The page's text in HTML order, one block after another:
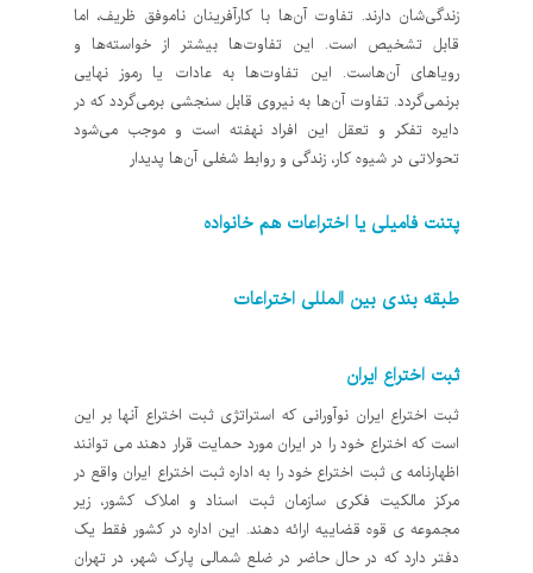
زندگی‌شان دارند. تفاوت آن‌ها با کارآفرینان ناموفق ظریف، اما
قابل تشخیص است. این تفاوت‌ها بیشتر از خواسته‌ها و
رویاهای آن‌هاست. این تفاوت‌ها به عادات یا رموز نهایی
برنمی‌گردد. تفاوت آن‌ها به نیروی قابل سنجشی برمی‌گردد که در
دایره تفکر و تعقل این افراد نهفته است و موجب می‌شود
تحولاتی در شیوه کار، زندگی و روابط شغلی آن‌ها پدیدار
پتنت فامیلی یا اختراعات هم خانواده
طبقه بندی بین المللی اختراعات
ثبت اختراع ایران
ثبت اختراع ایران نوآورانی که استراتژی ثبت اختراع آنها بر این
است که اختراع خود را در ایران مورد حمایت قرار دهند می توانند
اظهارنامه ی ثبت اختراع خود را به اداره ثبت اختراع ایران واقع در
مرکز مالکیت فکری سازمان ثبت اسناد و املاک کشور، زیر
مجموعه ی قوه قضاییه ارائه دهند. این اداره در کشور فقط یک
دفتر دارد که در حال حاضر در ضلع شمالی پارک شهر، در تهران